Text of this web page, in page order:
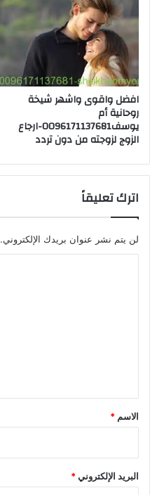
افضل واقوى واشهر شيخة
روحانية أم
يوسف0096171137681-ارجاع
الزوج لزوجته من دون تردد
اترك تعليقاً
لن يتم نشر عنوان بريدك الإلكتروني.
*
الاسم *
البريد الإلكتروني*